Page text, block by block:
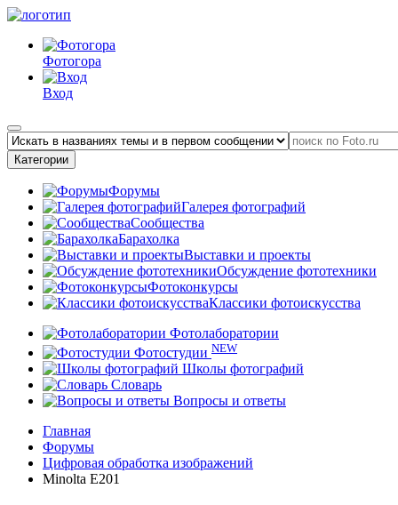
Фотогора
Вход
Категории
Форумы
Галерея фотографий
Сообщества
Барахолка
Выставки и проекты
Обсуждение фототехники
Фотоконкурсы
Классики фотоискусства
Фотолаборатории
Фотостудии NEW
Школы фотографий
Словарь
Вопросы и ответы
Главная
Форумы
Цифровая обработка изображений
Minolta E201